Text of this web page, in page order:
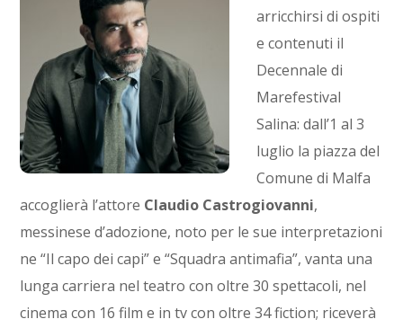
arricchirsi di ospiti
e contenuti il
Decennale di
Marefestival
Salina: dall’1 al 3
luglio la piazza del
Comune di Malfa
accoglierà l’attore Claudio Castrogiovanni,
messinese d’adozione, noto per le sue interpretazioni
ne “Il capo dei capi” e “Squadra antimafia”, vanta una
lunga carriera nel teatro con oltre 30 spettacoli, nel
cinema con 16 film e in tv con oltre 34 fiction; riceverà